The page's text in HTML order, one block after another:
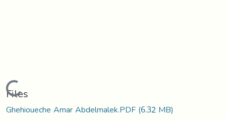
Loading...
Files
Ghehioueche Amar Abdelmalek.PDF(6.32 MB)